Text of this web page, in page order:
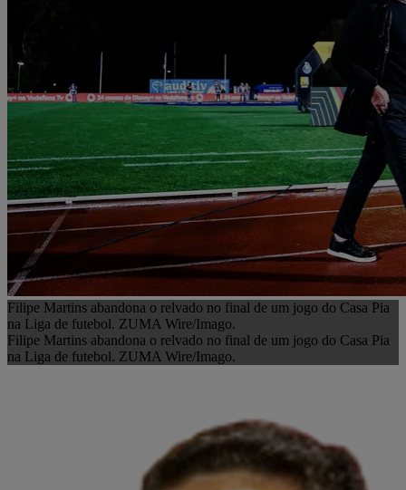
Filipe Martins abandona o relvado no final de um jogo do Casa Pia
na Liga de futebol. ZUMA Wire/Imago.
Filipe Martins abandona o relvado no final de um jogo do Casa Pia
na Liga de futebol. ZUMA Wire/Imago.